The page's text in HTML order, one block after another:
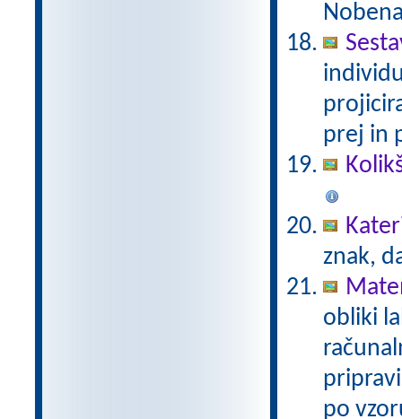
prej in
znak,
obliki
po